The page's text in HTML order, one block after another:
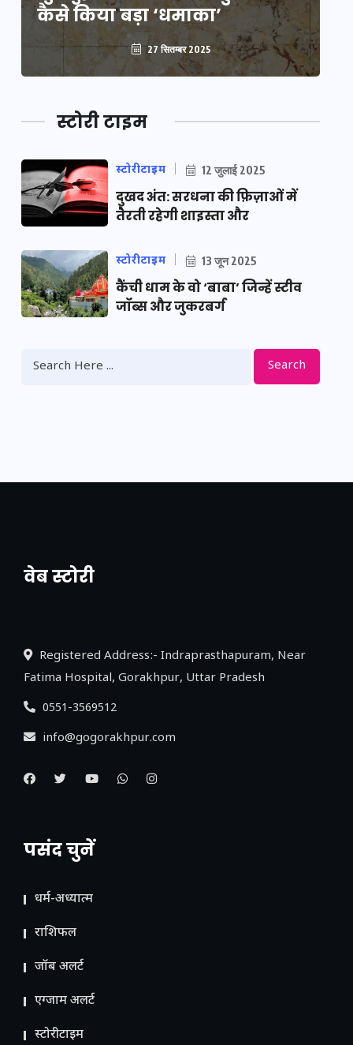
कैसे किया बड़ा ‘धमाका’
27 सितम्बर 2025
स्टोरी टाइम
स्टोरीटाइम 12 जुलाई 2025
दुखद अंत: सरधना की फ़िज़ाओं में
तैरती रहेगी शाइस्ता और
स्टोरीटाइम 13 जून 2025
कैंची धाम के वो ‘बाबा’ जिन्हें स्टीव
जॉब्स और जुकरबर्ग
Search
वेब स्टोरी
नया एक्सप्रेसवे: पूर्वांचल का लक, डेवलपमेंट का
Registered Address:- Indraprasthapuram, Near
Fatima Hospital, Gorakhpur, Uttar Pradesh
0551-3569512
info@gogorakhpur.com
पसंद चुनें
धर्म-अध्यात्म
राशिफल
जॉब अलर्ट
एग्जाम अलर्ट
स्टोरीटाइम